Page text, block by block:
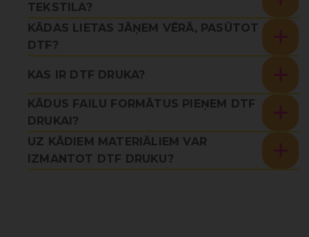
TEKSTILA?
KĀDAS LIETAS JĀŅEM VĒRĀ, PASŪTOT
DTF?
KAS IR DTF DRUKA?
KĀDUS FAILU FORMĀTUS PIEŅEM DTF
DRUKAI?
UZ KĀDIEM MATERIĀLIEM VAR
IZMANTOT DTF DRUKU?